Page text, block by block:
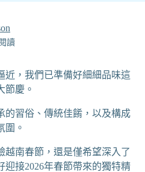
讀
近，我們已準備好細細品味這
節慶。
的習俗、傳統佳餚，以及構成
圍。
越南春節，還是僅希望深入了
迎接2026年春節帶來的獨特精